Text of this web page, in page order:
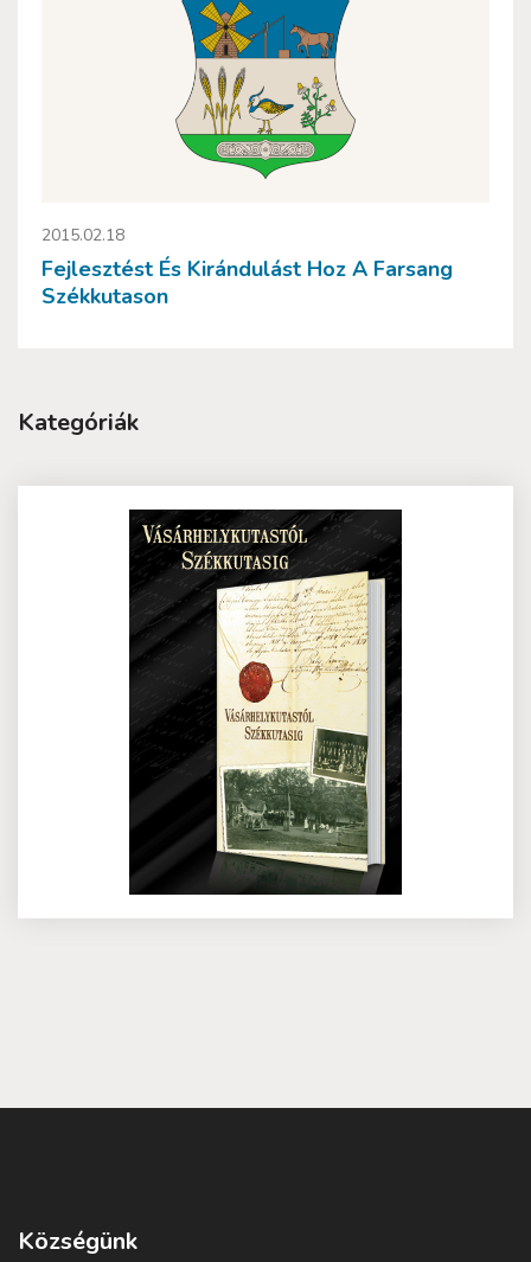
2015.02.18
Fejlesztést És Kirándulást Hoz A Farsang
Székkutason
Kategóriák
Községünk